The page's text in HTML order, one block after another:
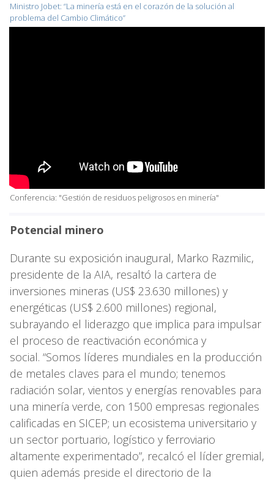
Ministro Jobet: “La minería está en el corazón de la solución al
problema del Cambio Climático”
Conferencia: "Gestión de residuos peligrosos en minería"
Potencial minero
Durante su exposición inaugural, Marko Razmilic,
presidente de la AIA, resaltó la cartera de
inversiones mineras (US$ 23.630 millones) y
energéticas (US$ 2.600 millones) regional,
subrayando el liderazgo que implica para impulsar
el proceso de reactivación económica y
social. “Somos líderes mundiales en la producción
de metales claves para el mundo; tenemos
radiación solar, vientos y energías renovables para
una minería verde, con 1500 empresas regionales
calificadas en SICEP; un ecosistema universitario y
un sector portuario, logístico y ferroviario
altamente experimentado”, recalcó el líder gremial,
quien además preside el directorio de la